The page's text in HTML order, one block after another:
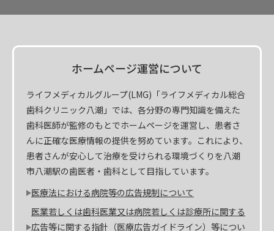
ホームページ運営について
ライフメディカルグループ(LMG)「ライフメディカル総合
歯科クリニック八潮」では、各分野の専門知識を備えた
歯科医師が監修のもとでホームページを運営し、患者さ
んに正確な医療情報の提供を努めています。これにより、
患者さんが安心して治療を受けられる環境づくりを八潮
市八潮駅の歯医者・歯科として目指しています。
医療法における病院等の広告規制について
医業若しくは歯科医業又は病院若しくは診療所に関する
広告等に関する指針（医療広告ガイドライン）等につい